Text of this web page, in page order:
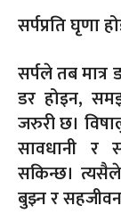
सर्पप्रति घृणा
सर्पले तब
डर होइन,
जरुरी छ।
सावधानी र
सकिन्छ।
बुझ्न र